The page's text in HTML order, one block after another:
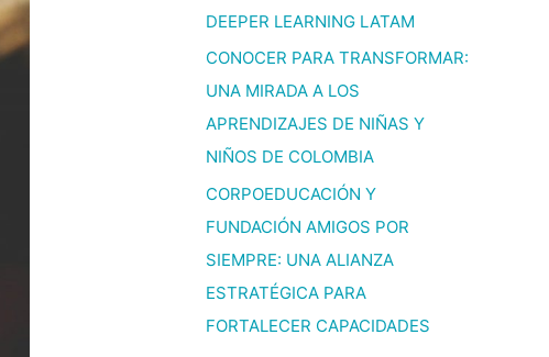
DEEPER LEARNING LATAM
CONOCER PARA TRANSFORMAR:
UNA MIRADA A LOS
APRENDIZAJES DE NIÑAS Y
NIÑOS DE COLOMBIA
CORPOEDUCACIÓN Y
FUNDACIÓN AMIGOS POR
SIEMPRE: UNA ALIANZA
ESTRATÉGICA PARA
FORTALECER CAPACIDADES